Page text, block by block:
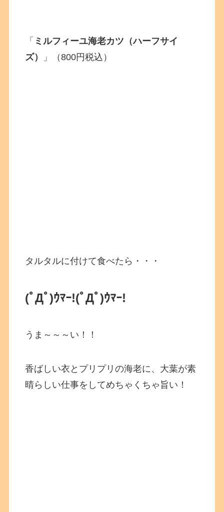
「 ミルフィーユ海老カツ（ハーフサイ
ズ）
」（800円税込）
タルタルに付けて食べたら・・・
(ﾟДﾟ)ｳﾏｰ!(ﾟДﾟ)ｳﾏｰ!
うま～～～い！！
香ばしい衣とプリプリの海老に、大葉が素
晴らしい仕事をしてめちゃくちゃ旨い！